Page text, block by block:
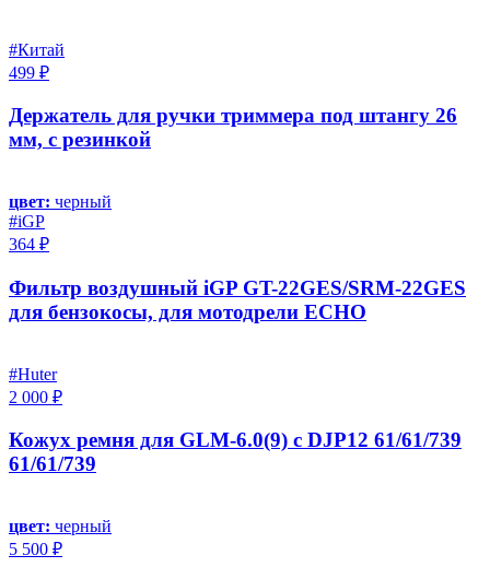
#Китай
499 ₽
Держатель для ручки триммера под штангу 26
мм, с резинкой
цвет: черный
#iGP
364 ₽
Фильтр воздушный iGP GT-22GES/SRM-22GES
для бензокосы, для мотодрели ECHO
#Huter
2 000 ₽
Кожух ремня для GLM-6.0(9) с DJP12 61/61/739
61/61/739
цвет: черный
5 500 ₽